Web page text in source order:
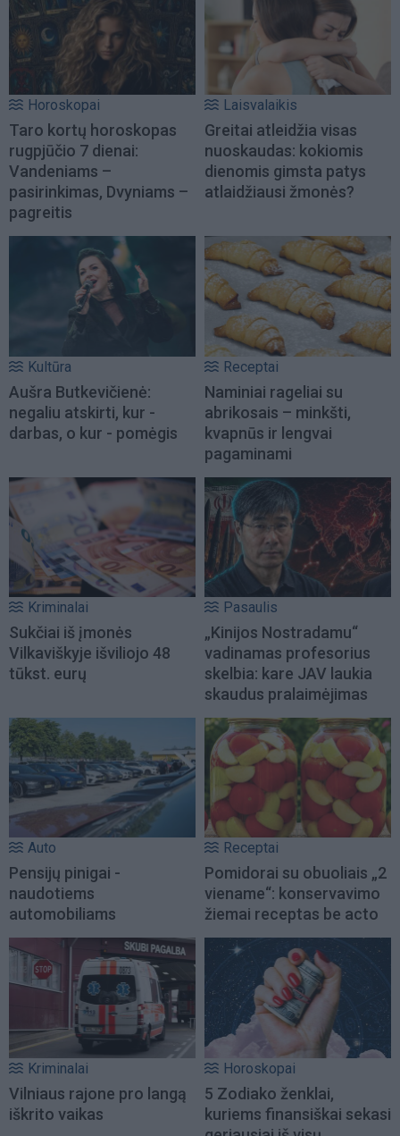
Horoskopai
Taro kortų horoskopas
rugpjūčio 7 dienai:
Vandeniams –
pasirinkimas, Dvyniams –
pagreitis
Laisvalaikis
Greitai atleidžia visas
nuoskaudas: kokiomis
dienomis gimsta patys
atlaidžiausi žmonės?
Kultūra
Aušra Butkevičienė:
negaliu atskirti, kur -
darbas, o kur - pomėgis
Receptai
Naminiai rageliai su
abrikosais – minkšti,
kvapnūs ir lengvai
pagaminami
Kriminalai
Sukčiai iš įmonės
Vilkaviškyje išviliojo 48
tūkst. eurų
Pasaulis
„Kinijos Nostradamu“
vadinamas profesorius
skelbia: kare JAV laukia
skaudus pralaimėjimas
Auto
Pensijų pinigai -
naudotiems
automobiliams
Receptai
Pomidorai su obuoliais „2
viename“: konservavimo
žiemai receptas be acto
Kriminalai
Vilniaus rajone pro langą
iškrito vaikas
Horoskopai
5 Zodiako ženklai,
kuriems finansiškai sekasi